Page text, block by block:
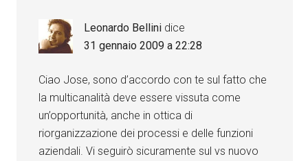
Leonardo Bellini dice
31 gennaio 2009 a 22:28
Ciao Jose, sono d’accordo con te sul fatto che
la multicanalità deve essere vissuta come
un’opportunità, anche in ottica di
riorganizzazione dei processi e delle funzioni
aziendali. Vi seguirò sicuramente sul vs nuovo